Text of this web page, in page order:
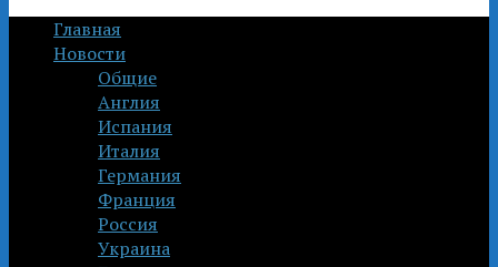
Главная
Новости
Общие
Англия
Испания
Италия
Германия
Франция
Россия
Украина